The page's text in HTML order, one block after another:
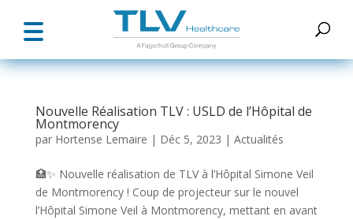
Nouvelle Réalisation TLV : USLD de l’Hôpital de
Montmorency
par Hortense Lemaire | Déc 5, 2023 | Actualités
🏥✨ Nouvelle réalisation de TLV à l’Hôpital Simone Veil
de Montmorency ! Coup de projecteur sur le nouvel
l’Hôpital Simone Veil à Montmorency, mettant en avant